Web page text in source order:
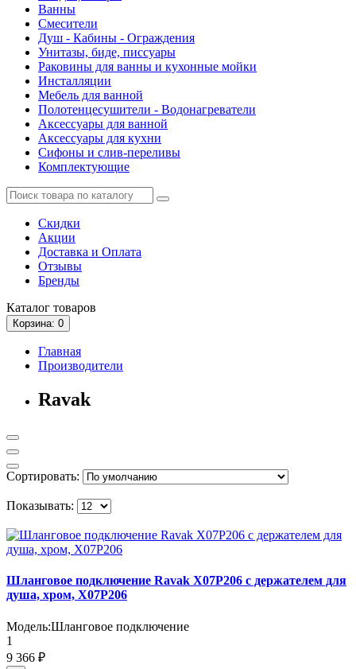
Ванны
Смесители
Душ - Кабины - Ограждения
Унитазы, биде, писсуары
Раковины для ванны и кухонные мойки
Инсталляции
Мебель для ванной
Полотенцесушители - Водонагреватели
Аксессуары для ванной
Аксессуары для кухни
Сифоны и слив-переливы
Комплектующие
Скидки
Акции
Доставка и Оплата
Отзывы
Бренды
Каталог товаров
Корзина: 0
Главная
Производители
Ravak
Сортировать:
Показывать:
Шланговое подключение Ravak X07P206 с держателем для
душа, хром, X07P206
Модель:Шланговое подключение
1
9 366 ₽